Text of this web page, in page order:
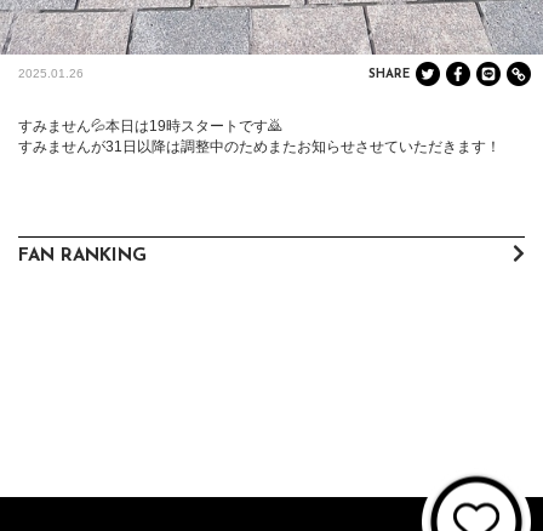
2025.01.26 SHARE
すみません💦本日は19時スタートです🙇
すみませんが31日以降は調整中のためまたお知らせさせていただきます！
FAN RANKING